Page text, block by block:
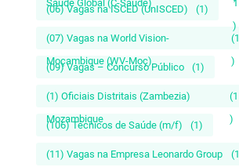
Saúde Global (C-Saúde)
1
)
(06) Vagas na ISCED (UnISCED) (1)
(07) Vagas na World Vision-
Moçambique (WV-Moç)
(1
)
(09) Vagas – Concurso Público (1)
(1) Oficiais Distritais (Zambezia)
Mozambique
(1
)
(106) Técnicos de Saúde (m/f) (1)
(11) Vagas na Empresa Leonardo Group
(1